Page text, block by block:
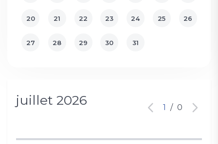
20 21 22 23 24 25 26
27 28 29 30 31
juillet 2026 1 / 0